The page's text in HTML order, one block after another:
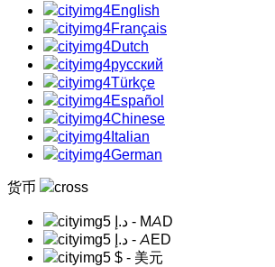
English
Français
Dutch
русский
Türkçe
Español
Chinese
Italian
German
货币
د.إ - MAD
د.إ - AED
$ - 美元